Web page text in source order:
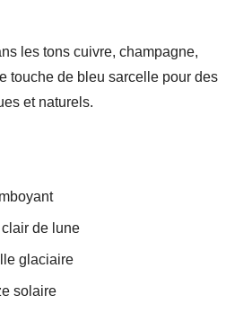
les tons cuivre, champagne,
touche de bleu sarcelle pour des
et naturels.
de lune
glaciaire
solaire